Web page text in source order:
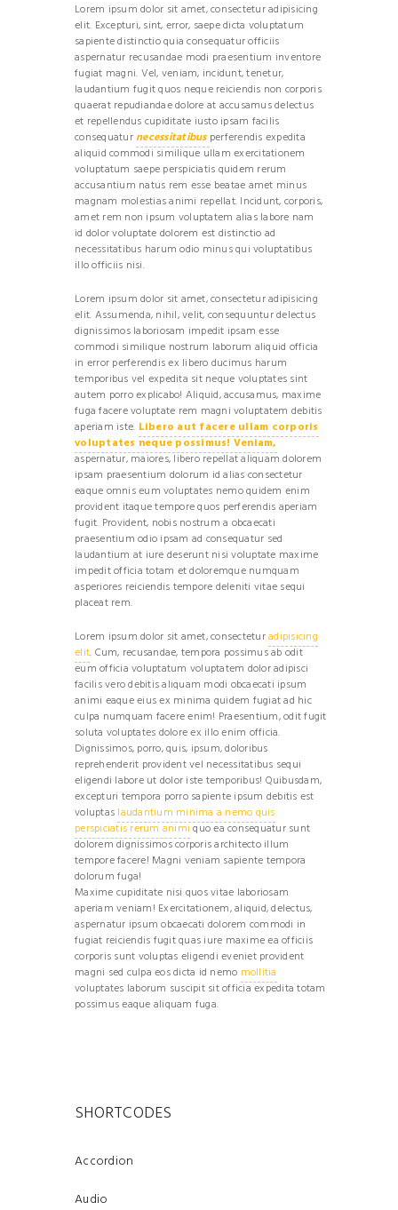
Lorem ipsum dolor sit amet, consectetur adipisicing
elit. Excepturi, sint, error, saepe dicta voluptatum
sapiente distinctio quia consequatur officiis
aspernatur recusandae modi praesentium inventore
fugiat magni. Vel, veniam, incidunt, tenetur,
laudantium fugit quos neque reiciendis non corporis
quaerat repudiandae dolore at accusamus delectus
et repellendus cupiditate iusto ipsam facilis
consequaturnecessitatibus perferendis expedita
aliquid commodi similique ullam exercitationem
voluptatum saepe perspiciatis quidem rerum
accusantium natus rem esse beatae amet minus
magnam molestias animi repellat. Incidunt, corporis,
amet rem non ipsum voluptatem alias labore nam
id dolor voluptate dolorem est distinctio ad
necessitatibus harum odio minus qui voluptatibus
illo officiis nisi.
Lorem ipsum dolor sit amet, consectetur adipisicing
elit. Assumenda, nihil, velit, consequuntur delectus
dignissimos laboriosam impedit ipsam esse
commodi similique nostrum laborum aliquid officia
in error perferendis ex libero ducimus harum
temporibus vel expedita sit neque voluptates sint
autem porro explicabo! Aliquid, accusamus, maxime
fuga facere voluptate rem magni voluptatem debitis
aperiam iste. Libero aut facere ullam corporis
voluptates neque possimus! Veniam,
aspernatur, maiores, libero repellat aliquam dolorem
ipsam praesentium dolorum id alias consectetur
eaque omnis eum voluptates nemo quidem enim
provident itaque tempore quos perferendis aperiam
fugit. Provident, nobis nostrum a obcaecati
praesentium odio ipsam ad consequatur sed
laudantium at iure deserunt nisi voluptate maxime
impedit officia totam et doloremque numquam
asperiores reiciendis tempore deleniti vitae sequi
placeat rem.
Lorem ipsum dolor sit amet, consecteturadipisicing
elit. Cum, recusandae, tempora possimus ab odit
eum officia voluptatum voluptatem dolor adipisci
facilis vero debitis aliquam modi obcaecati ipsum
animi eaque eius ex minima quidem fugiat ad hic
culpa numquam facere enim! Praesentium, odit fugit
soluta voluptates dolore ex illo enim officia.
Dignissimos, porro, quis, ipsum, doloribus
reprehenderit provident vel necessitatibus sequi
eligendi labore ut dolor iste temporibus! Quibusdam,
excepturi tempora porro sapiente ipsum debitis est
voluptas laudantium minima a nemo quis
perspiciatis rerum animi quo ea consequatur sunt
dolorem dignissimos corporis architecto illum
tempore facere! Magni veniam sapiente tempora
dolorum fuga!
Maxime cupiditate nisi quos vitae laboriosam
aperiam veniam! Exercitationem, aliquid, delectus,
aspernatur ipsum obcaecati dolorem commodi in
fugiat reiciendis fugit quas iure maxime ea officiis
corporis sunt voluptas eligendi eveniet provident
magni sed culpa eos dicta id nemo mollitia
voluptates laborum suscipit sit officia expedita totam
possimus eaque aliquam fuga.
SHORTCODES
Accordion
Audio